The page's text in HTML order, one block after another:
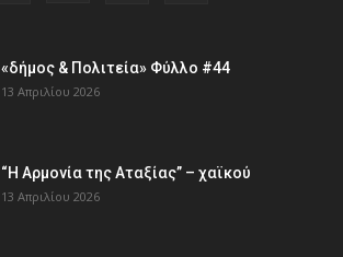
«δήμος & Πολιτεία» Φύλλο #44
13 Απριλίου 2026
“Η Αρμονία της Αταξίας” – χαϊκού
13 Απριλίου 2026